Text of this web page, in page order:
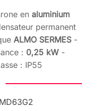
en aluminium
permanent
ALMO SERMES -
: 0,25 kW -
: IP55